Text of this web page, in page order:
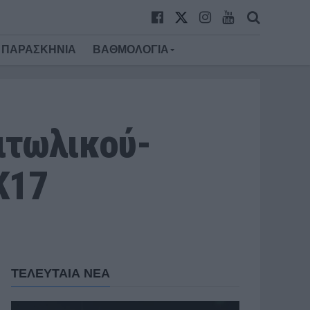
ΠΑΡΑΣΚΗΝΙΑ ΒΑΘΜΟΛΟΓΙΑ
ΤΕΛΕΥΤΑΙΑ ΝΕΑ